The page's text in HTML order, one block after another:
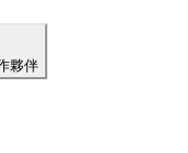
夥伴